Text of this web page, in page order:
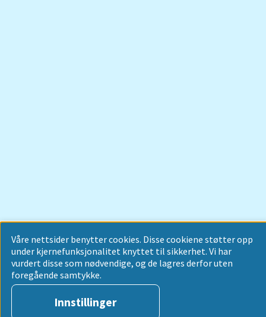
Våre nettsider benytter cookies. Disse cookiene støtter opp
under kjernefunksjonalitet knyttet til sikkerhet. Vi har
vurdert disse som nødvendige, og de lagres derfor uten
foregående samtykke.
Innstillinger